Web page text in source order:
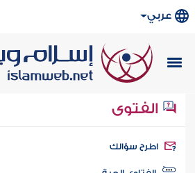
عربي
الفتوى
سؤالك